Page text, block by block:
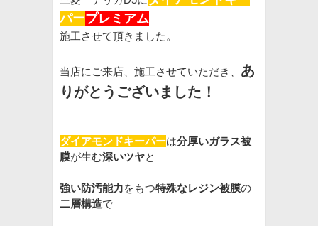
パープレミアム
施工させて頂きました。
当店にご来店、施工させていただき、 あ
りがとうございました！
ダイアモンドキーパーは分厚いガラス被
膜が生む深いツヤと
強い防汚能力をもつ特殊なレジン被膜の
二層構造で